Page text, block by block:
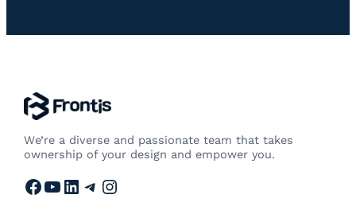
We’re a diverse and passionate team that takes
ownership of your design and empower you.
Facebook YouTube LinkedIn Telegram Instagram